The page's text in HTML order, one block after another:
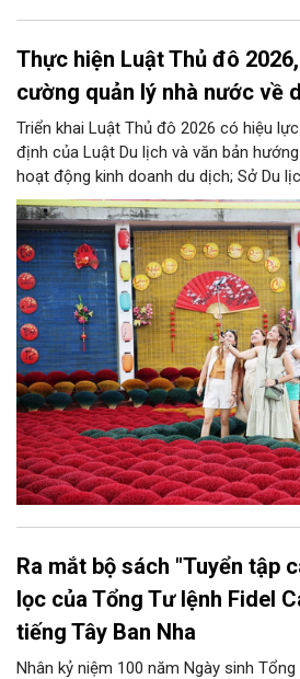
Thực hiện Luật Thủ đô
cường quản lý nhà nước về
Triển khai Luật Thủ đô 2026 có hiệu
định của Luật Du lịch và văn bản
hoạt động kinh doanh du dịch; Sở Du
chức, đơn vị, doanh nghiệp kinh doanh
bàn thành phố thực hiện một số nội
góp phần thực hiện thắng lợi các mục
Nội năm 2026 và giai đoạn tiếp theo.
Ra mắt bộ sách "Tuyển tập
lọc của Tổng Tư lệnh Fidel
tiếng Tây Ban Nha
Nhân kỷ niệm 100 năm Ngày sinh